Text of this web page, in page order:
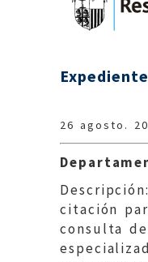
26 agosto.
citación
consulta